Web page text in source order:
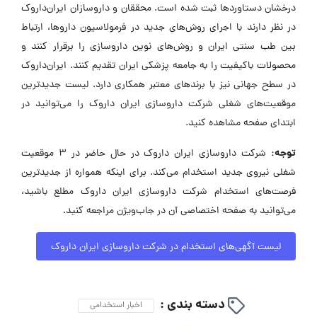
درخشان دستاوردها ثبت شده است. محققان و داروسازان ایران‌داروک
در نظر دارند با اجرای روش‌های جدید در فرمولاسیون داروها، ارتباط
بین طب سنتی ایران و روش‌های نوین داروسازی را برقرار کنند و
محصولات باکیفیت را به جامعه پزشکی ایران تقدیم کنند. ایران‌داروک
در سطح جهانی نیز با برندهای معتبر همکاری دارد. لیست جدیدترین
موقعیت‌های شغلی شرکت داروسازی ایران داروک را می‌توانید در
ابتدای صفحه مشاهده کنید.
توجه:
شرکت داروسازی ایران داروک در حال حاضر در ۳ موقعیت
شغلی نیروی جدید استخدام می‌کند. برای اینکه همواره از جدیدترین
فرصت‌های استخدام شرکت داروسازی ایران داروک مطلع باشید،
می‌توانید به صفحه اختصاصی آن در جاب‌ویژن مراجعه کنید.
لیست آگهی‌های استخدام در شرکت داروسازی ایران داروک
دسته بندی : اخبار استخدامی